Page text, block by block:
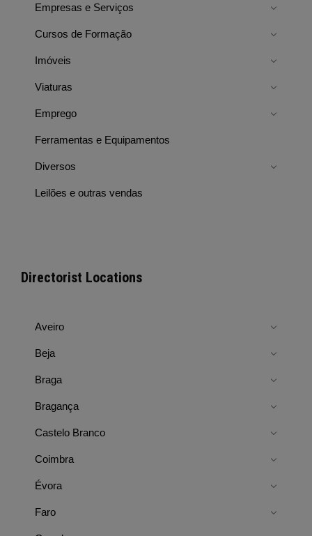
Empresas e Serviços
Cursos de Formação
Imóveis
Viaturas
Emprego
Ferramentas e Equipamentos
Diversos
Leilões e outras vendas
Directorist Locations
Aveiro
Beja
Braga
Bragança
Castelo Branco
Coimbra
Évora
Faro